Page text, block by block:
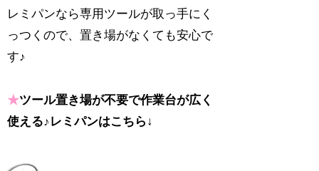
レミパンなら専用ツールが取っ手にく
っつくので、置き場がなくても安心で
す♪
★ツール置き場が不要で作業台が広く
使える♪レミパンはこちら↓